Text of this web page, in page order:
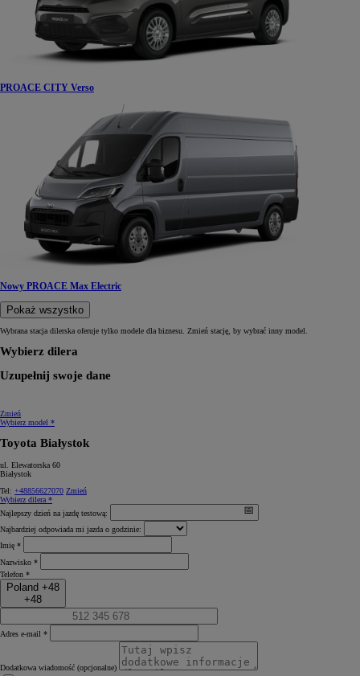
PROACE CITY Verso
Nowy PROACE Max Electric
Pokaż wszystko
Wybrana stacja dilerska oferuje tylko modele dla biznesu. Zmień stację, by wybrać inny model.
Wybierz dilera
Uzupełnij swoje dane
Zmień
Wybierz model *
Toyota Białystok
ul. Elewatorska 60
Białystok
Tel: +48856627070 Zmień
Wybierz dilera *
Najlepszy dzień na jazdę testową:
Najbardziej odpowiada mi jazda o godzinie:
Imię *
Nazwisko *
Telefon *
Poland +48
+48
Adres e-mail *
Dodatkowa wiadomość (opcjonalne)